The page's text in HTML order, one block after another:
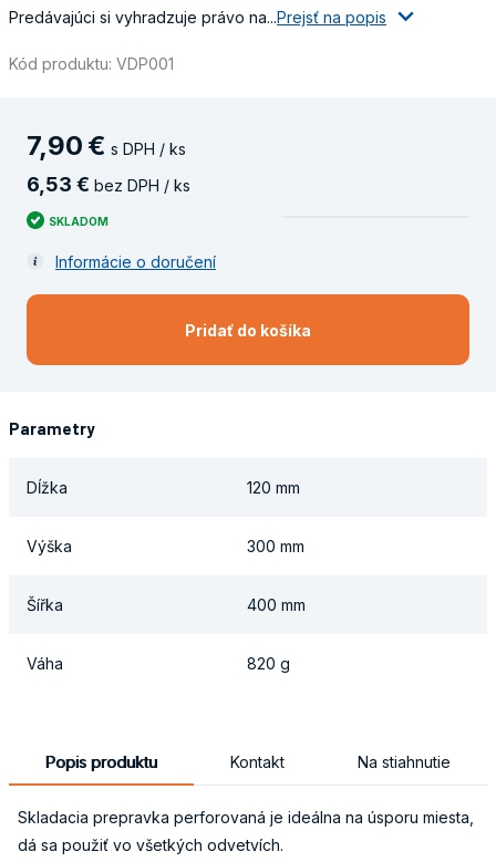
Predávajúci si vyhradzuje právo na...Prejsť na popis
Kód produktu: VDP001
7,90 € s DPH / ks
6 53 € bez DPH / ks
SKLADOM
Informácie o doručení
Pridať do košíka
Parametry
Dĺžka 120 mm
Výška 300 mm
Šířka 400 mm
Váha 820 g
Popis produktu Kontakt Na stiahnutie
Skladacia prepravka perforovaná je ideálna na úsporu miesta,
dá sa použiť vo všetkých odvetvích.